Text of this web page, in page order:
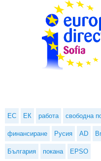
ЕС ЕК работа свободна
финансиране Русия AD
България покана EPSO